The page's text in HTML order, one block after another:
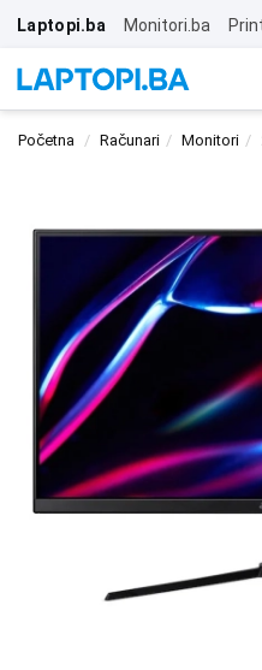
Laptopi.ba Monitori.ba
Početna Računari Monitori